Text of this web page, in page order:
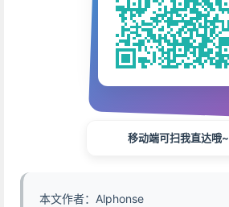
移动端可扫我直达哦~
本文作者：Alphonse